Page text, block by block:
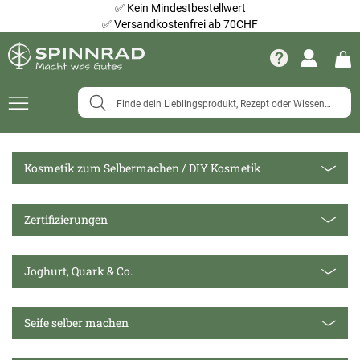
✅ Kein Mindestbestellwert
✅Versandkostenfrei ab 70CHF
Navigation
Kosmetik zum Selbermachen / DIY Kosmetik
Zertifizierungen
Joghurt, Quark & Co.
Seife selber machen